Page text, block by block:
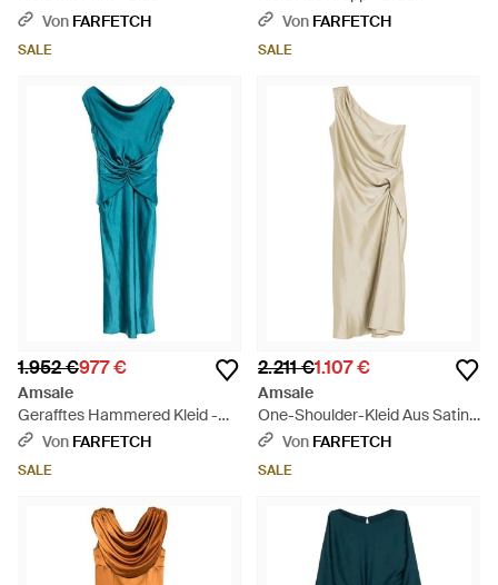
Von FARFETCH
SALE
Von FARFETCH
SALE
1.952 €977 €
Amsale
Gerafftes Hammered Kleid -
BlauVon FARFETCH
SALE
2.211 €1.107 €
Amsale
One-Shoulder-Kleid Aus Satin -
Natur
Von FARFETCH
SALE